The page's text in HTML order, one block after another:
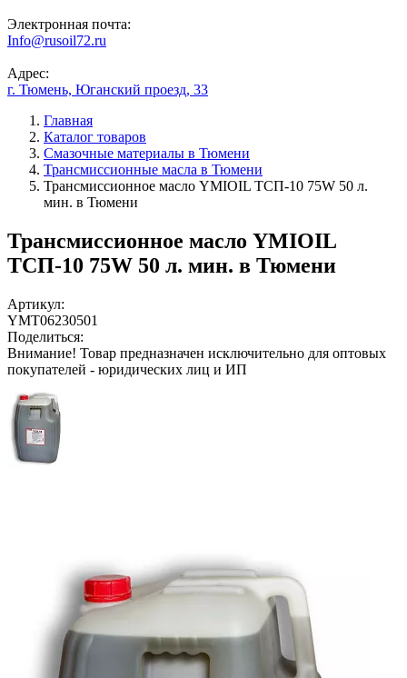
Электронная почта:
Info@rusoil72.ru
Адрес:
г. Тюмень, Юганский проезд, 33
Главная
Каталог товаров
Смазочные материалы в Тюмени
Трансмиссионные масла в Тюмени
Трансмиссионное масло YMIOIL ТСП-10 75W 50 л.
мин. в Тюмени
Трансмиссионное масло YMIOIL
ТСП-10 75W 50 л. мин. в Тюмени
Артикул:
YMT06230501
Поделиться:
Внимание! Товар предназначен исключительно для оптовых
покупателей - юридических лиц и ИП